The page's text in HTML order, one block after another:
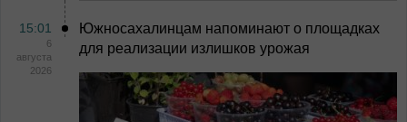
15:01
6
августа
2026
Южносахалинцам напоминают о площадках
для реализации излишков урожая